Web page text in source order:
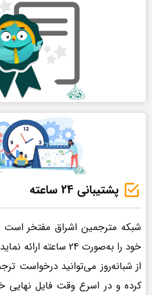
پشتیبانی 24 ساعته
شبکه مترجمین اشراق مفتخر
خود را به‌صورت 24 ساعته
از شبانه‌روز می‌توانید درخواست
کرده و در اسرع وقت فایل نهایی